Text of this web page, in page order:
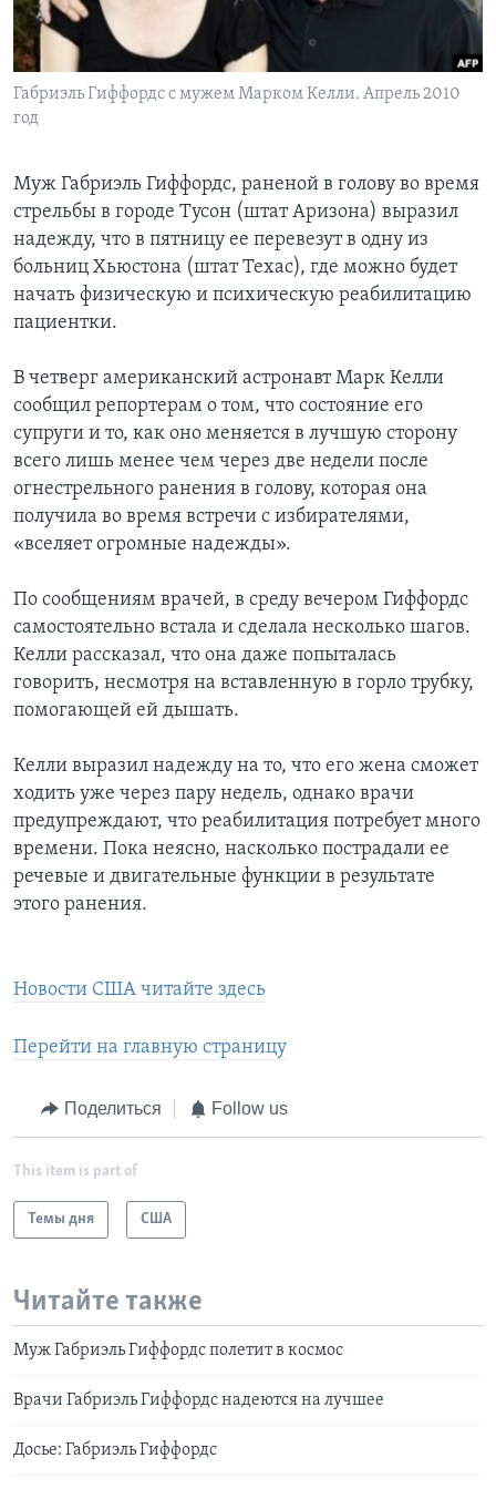
Learning English
СОЦИАЛЬНЫЕ СЕТИ
Языки
Габриэль Гиффордс с мужем Марком Келли. Апрель 2010
год
Муж Габриэль Гиффордс, раненой в голову во время
стрельбы в городе Тусон (штат Аризона) выразил
надежду, что в пятницу ее перевезут в одну из
больниц Хьюстона (штат Техас), где можно будет
начать физическую и психическую реабилитацию
пациентки.
В четверг американский астронавт Марк Келли
сообщил репортерам о том, что состояние его
супруги и то, как оно меняется в лучшую сторону
всего лишь менее чем через две недели после
огнестрельного ранения в голову, которая она
получила во время встречи с избирателями,
«вселяет огромные надежды».
По сообщениям врачей, в среду вечером Гиффордс
самостоятельно встала и сделала несколько шагов.
Келли рассказал, что она даже попыталась
говорить, несмотря на вставленную в горло трубку,
помогающей ей дышать.
Келли выразил надежду на то, что его жена сможет
ходить уже через пару недель, однако врачи
предупреждают, что реабилитация потребует много
времени. Пока неясно, насколько пострадали ее
речевые и двигательные функции в результате
этого ранения.
Новости США читайте здесь
Перейти на главную страницу
Поделиться Follow us
This item is part of
Темы дня США
Читайте также
Муж Габриэль Гиффордс полетит в космос
Врачи Габриэль Гиффордс надеются на лучшее
Досье: Габриэль Гиффордс